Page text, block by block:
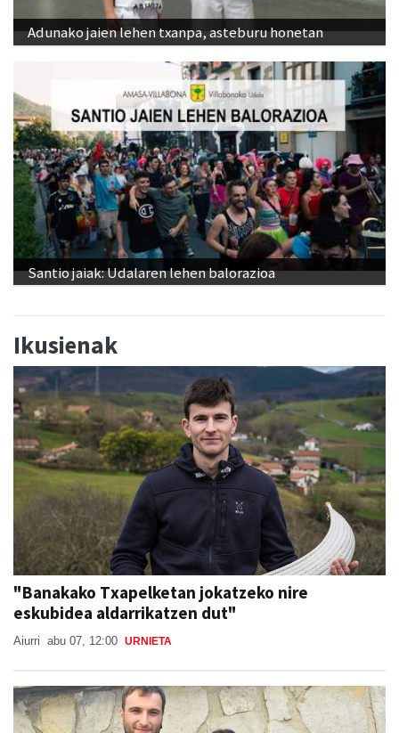
Adunako jaien lehen txanpa, asteburu honetan
Santio jaiak: Udalaren lehen balorazioa
Ikusienak
"Banakako Txapelketan jokatzeko nire
eskubidea aldarrikatzen dut"
Aiurri abu 07, 12:00 URNIETA